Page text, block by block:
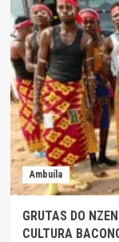
Ambuíla
GRUTAS DO
CULTURA